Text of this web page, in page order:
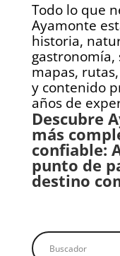
Todo lo que
Ayamonte
historia,
gastronomía,
mapas,
y contenido
años de
Descubre
más
confiable:
punto de
destino